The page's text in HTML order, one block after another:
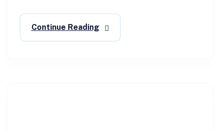
Continue Reading